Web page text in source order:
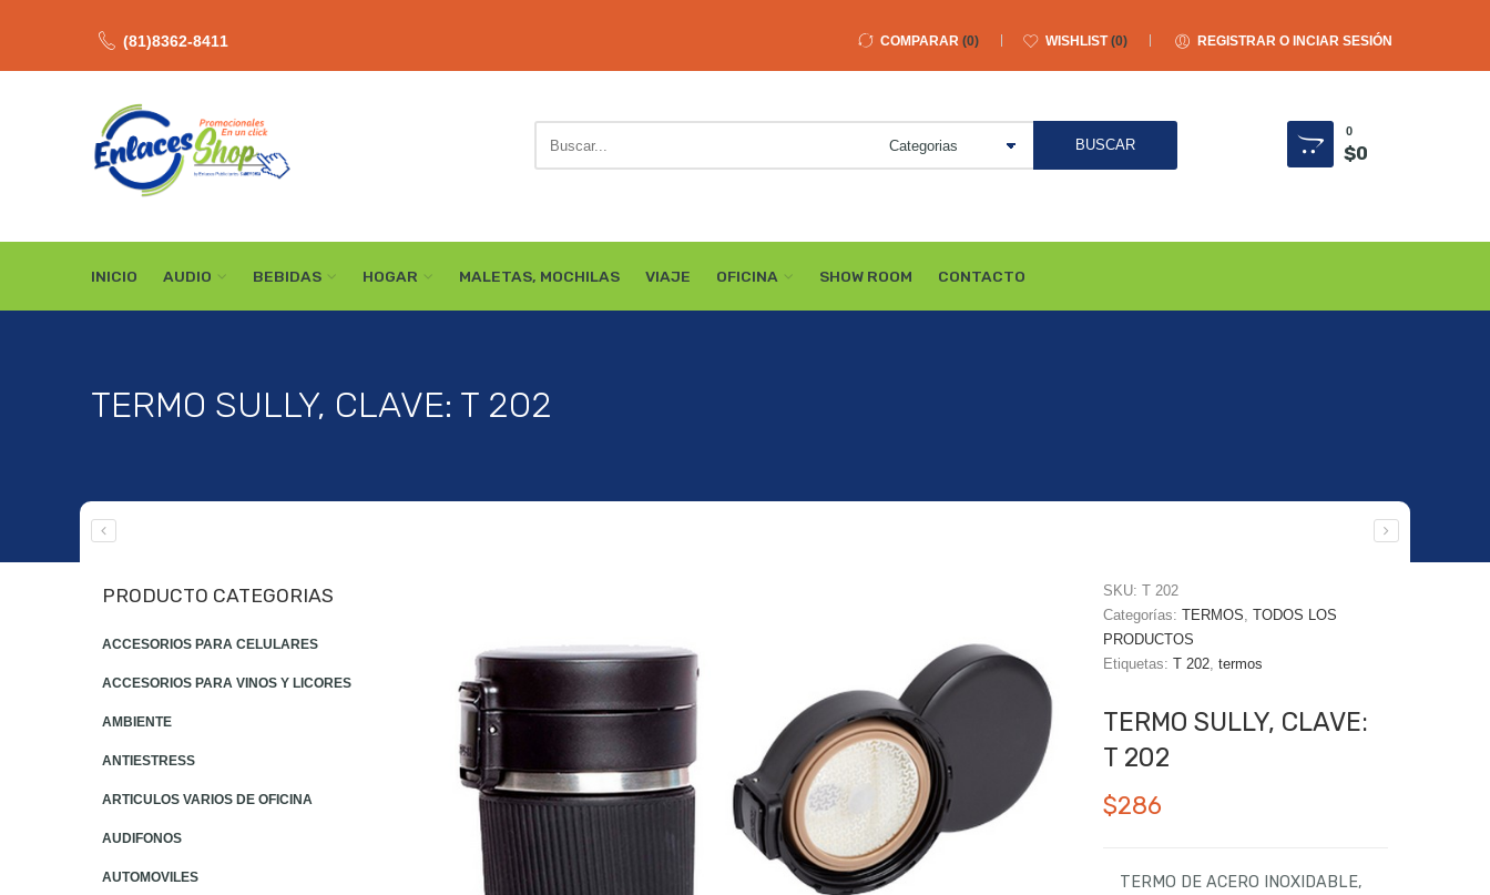
(81)8362-8411 COMPARAR 0 WISHLIST 0 REGISTRAR O INCIAR SESIÓN
here
0
$0
INICIO AUDIO BEBIDAS HOGAR MALETAS, MOCHILAS VIAJE OFICINA SHOW ROOM CONTACTO
TERMO SULLY, CLAVE: T 202
SKU:T 202
Categorías:TERMOS ,TODOS LOS
PRODUCTOS
Etiquetas:T 202 ,termos
TERMO SULLY, CLAVE:
T 202
$286
TERMO DE ACERO INOXIDABLE,
PRODUCTO CATEGORIAS
ACCESORIOS PARA CELULARES
ACCESORIOS PARA VINOS Y LICORES
AMBIENTE
ANTIESTRESS
ARTICULOS VARIOS DE OFICINA
AUDIFONOS
AUTOMOVILES